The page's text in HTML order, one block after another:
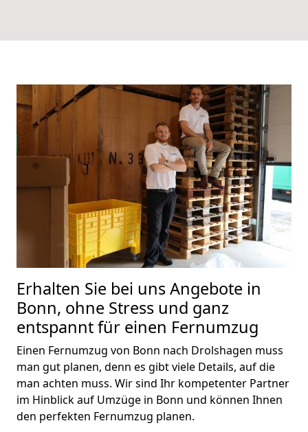
Erhalten Sie bei uns Angebote in
Bonn, ohne Stress und ganz
entspannt für einen Fernumzug
Einen Fernumzug von Bonn nach Drolshagen muss
man gut planen, denn es gibt viele Details, auf die
man achten muss. Wir sind Ihr kompetenter Partner
im Hinblick auf Umzüge in Bonn und können Ihnen
den perfekten Fernumzug planen.